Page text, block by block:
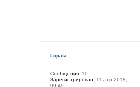
Lopata
Сообщения: 10
Зарегистрирован: 11 апр 2018,
09:49